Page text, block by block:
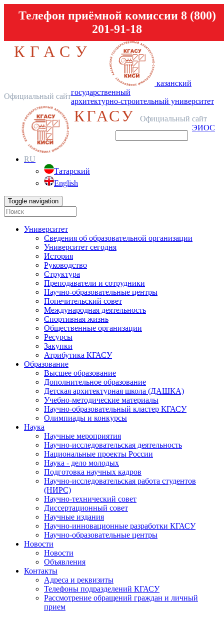
Телефон приёмной комиссии 8 (800)
201-91-18
КГАСУ
Официальный сайт
казанский
государственный
архитектурно-строительный университет
КГАСУ
Официальный сайт
ЭИОС
RU
Татарский
English
Toggle navigation
Университет
Сведения об образовательной организации
Университет сегодня
История
Руководство
Структура
Преподаватели и сотрудники
Научно-образовательные центры
Попечительский совет
Международная деятельность
Спортивная жизнь
Общественные организации
Ресурсы
Закупки
Атрибутика КГАСУ
Образование
Высшее образование
Дополнительное образование
Детская архитектурная школа (ДАШКА)
Учебно-методические материалы
Научно-образовательный кластер КГАСУ
Олимпиады и конкурсы
Наука
Научные мероприятия
Научно-исследовательская деятельность
Национальные проекты России
Наука - дело молодых
Подготовка научных кадров
Научно-исследовательская работа студентов
(НИРС)
Научно-технический совет
Диссертационный совет
Научные издания
Научно-инновационные разработки КГАСУ
Научно-образовательные центры
Новости
Новости
Объявления
Контакты
Адреса и реквизиты
Телефоны подразделений КГАСУ
Рассмотрение обращений граждан и личный
прием